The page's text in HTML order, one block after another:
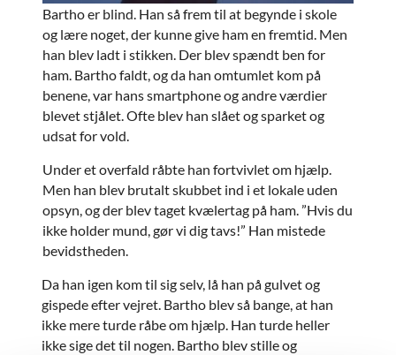
Bartho er blind. Han så frem til at begynde i skole
og lære noget, der kunne give ham en fremtid. Men
han blev ladt i stikken. Der blev spændt ben for
ham. Bartho faldt, og da han omtumlet kom på
benene, var hans smartphone og andre værdier
blevet stjålet. Ofte blev han slået og sparket og
udsat for vold.
Under et overfald råbte han fortvivlet om hjælp.
Men han blev brutalt skubbet ind i et lokale uden
opsyn, og der blev taget kvælertag på ham. ”Hvis du
ikke holder mund, gør vi dig tavs!” Han mistede
bevidstheden.
Da han igen kom til sig selv, lå han på gulvet og
gispede efter vejret. Bartho blev så bange, at han
ikke mere turde råbe om hjælp. Han turde heller
ikke sige det til nogen. Bartho blev stille og